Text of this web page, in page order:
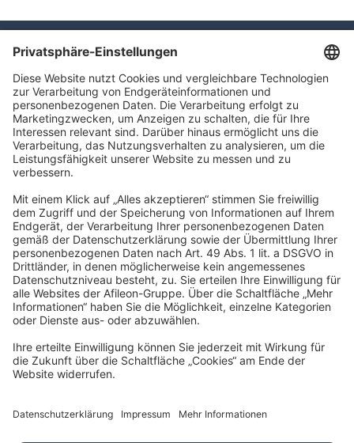
Anochin, Roters & Kollegen
Podbielskistraße 158
30177 Hannover
info@ark-hannover.de
Impressum
Datenschutz
Barrierefreiheitserklärung
Cookies